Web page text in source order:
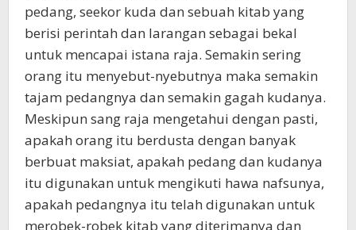
pedang, seekor kuda dan sebuah kitab yang
berisi perintah dan larangan sebagai bekal
untuk mencapai istana raja. Semakin sering
orang itu menyebut-nyebutnya maka semakin
tajam pedangnya dan semakin gagah kudanya.
Meskipun sang raja mengetahui dengan pasti,
apakah orang itu berdusta dengan banyak
berbuat maksiat, apakah pedang dan kudanya
itu digunakan untuk mengikuti hawa nafsunya,
apakah pedangnya itu telah digunakan untuk
merobek-robek kitab yang diterimanya dan